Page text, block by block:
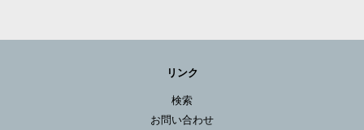
す
る
る
リンク
検索
お問い合わせ